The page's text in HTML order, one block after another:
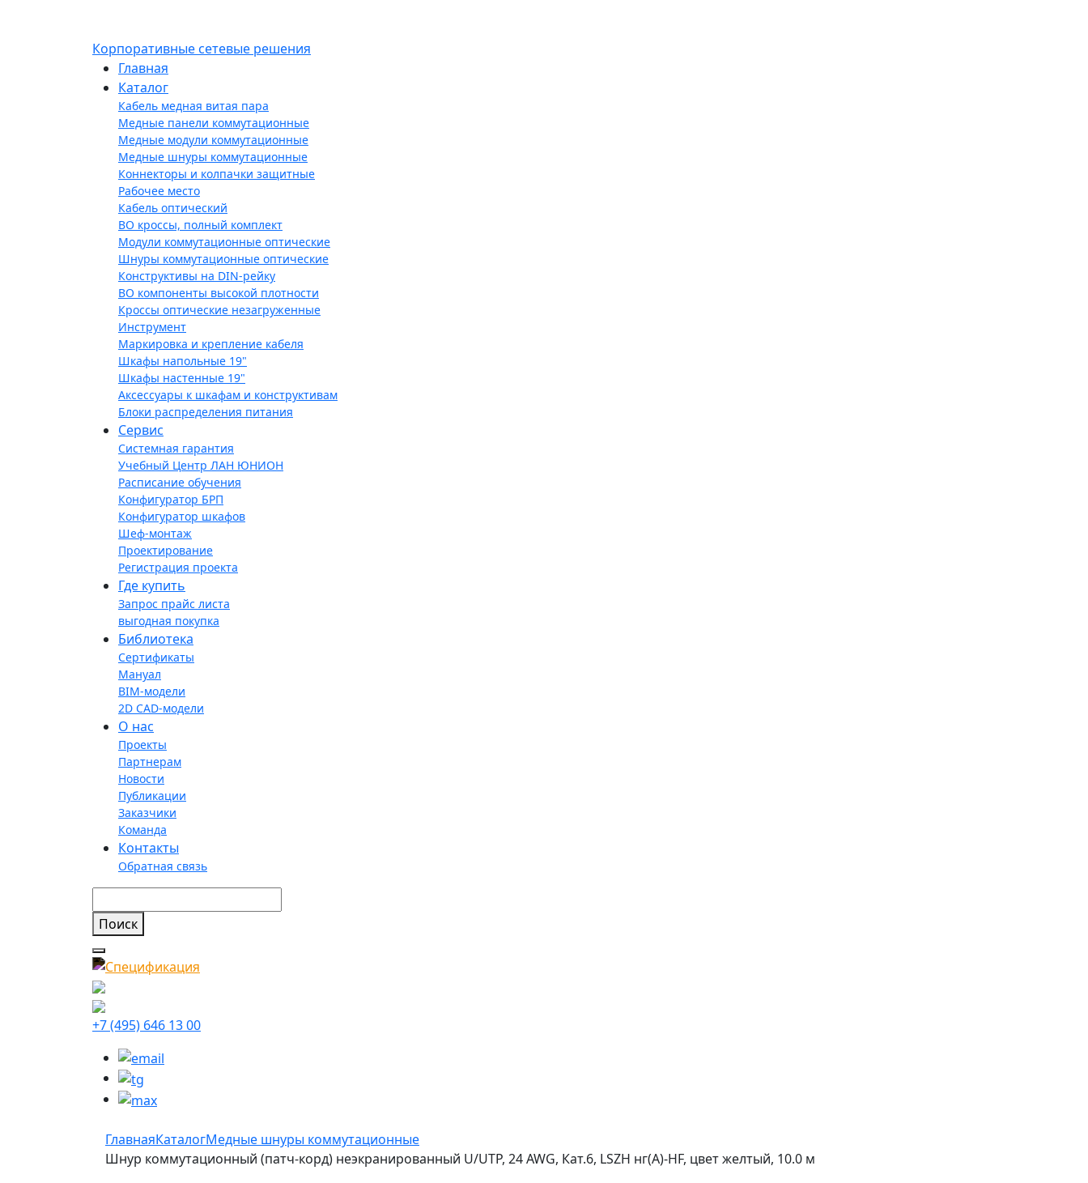
Корпоративные сетевые решения
Главная
Каталог
Кабель медная витая пара
Медные панели коммутационные
Медные модули коммутационные
Медные шнуры коммутационные
Коннекторы и колпачки защитные
Рабочее место
Кабель оптический
ВО кроссы, полный комплект
Модули коммутационные оптические
Шнуры коммутационные оптические
Конструктивы на DIN-рейку
ВО компоненты высокой плотности
Кроссы оптические незагруженные
Инструмент
Маркировка и крепление кабеля
Шкафы напольные 19"
Шкафы настенные 19"
Аксессуары к шкафам и конструктивам
Блоки распределения питания
Сервис
Системная гарантия
Учебный Центр ЛАН ЮНИОН
Расписание обучения
Конфигуратор БРП
Конфигуратор шкафов
Шеф-монтаж
Проектирование
Регистрация проекта
Где купить
Запрос прайс листа
выгодная покупка
Библиотека
Сертификаты
Мануал
BIM-модели
2D CAD-модели
О нас
Проекты
Партнерам
Новости
Публикации
Заказчики
Команда
Контакты
Обратная связь
+7 (495) 646 13 00
ГлавнаяКаталогМедные шнуры коммутационные
Шнур коммутационный (патч-корд) неэкранированный U/UTP, 24 AWG, Кат.6, LSZH нг(А)-HF, цвет желтый, 10.0 м